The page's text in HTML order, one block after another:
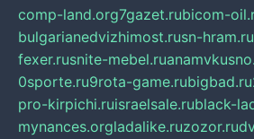
comp-land.org7gazet.rubicom-
bulgarianedvizhimost.rusn-hram.ru
fexer.rusnite-mebel.ru
0sporte.ru9rota-game.rubigbad.ru
pro-kirpichi.ruisraelsale.rublack-
mynances.orgladalike.ruzozor.ru